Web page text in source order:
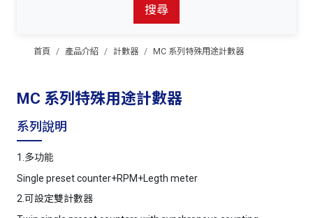
搜尋
首頁 產品介紹 計數器 MC 系列特殊用途計數器
MC 系列特殊用途計數器
系列說明
1.多功能
Single preset counter+RPM+Legth meter
2.可設定雙計數器